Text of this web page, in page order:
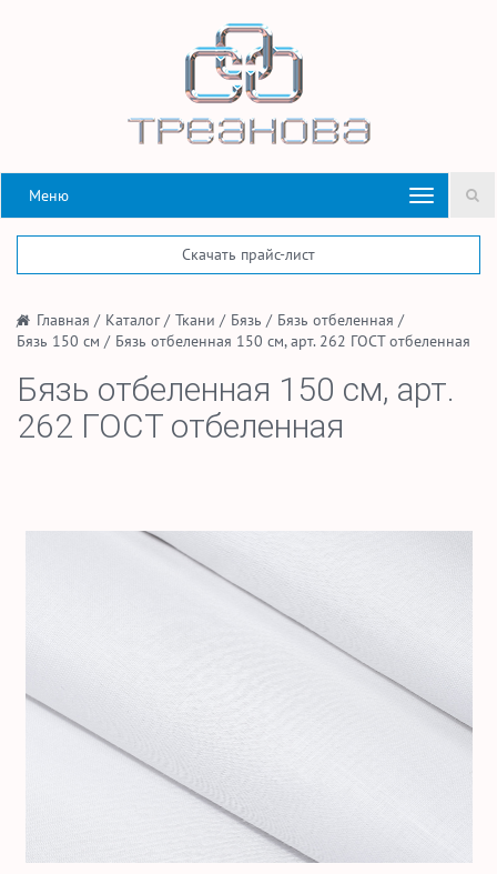
Меню
Скачать прайс-лист
/ Главная / Каталог/ Ткани / Бязь / Бязь отбеленная /
Бязь 150 см / Бязь отбеленная 150 см, арт. 262 ГОСТ отбеленная
Бязь отбеленная 150 см, арт.
262 ГОСТ отбеленная